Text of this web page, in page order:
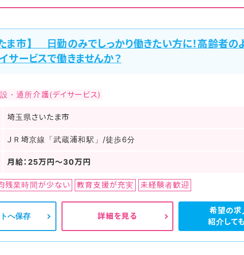
ま市】 日勤のみでしっかり働きたい方に！高齢者の
サービスで働きませんか？
・通所介護(デイサービス)
埼玉県さいたま市
ＪＲ埼京線「武蔵浦和駅」/徒歩6分
月給：25万円～30万円
残業時間が少ない 教育支援が充実 未経験者歓迎
へ保存 詳細を見る
希望の求
紹介して